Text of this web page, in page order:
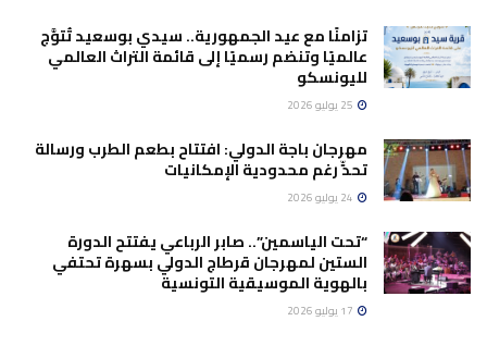
تزامنًا مع عيد الجمهورية.. سيدي بوسعيد تُتوَّج
عالميًا وتنضم رسميًا إلى قائمة التراث العالمي
لليونسكو
مهرجان باجة الدولي: افتتاح بطعم الطرب ورسالة
تحدٍّ رغم محدودية الإمكانيات
“تحت الياسمين”.. صابر الرباعي يفتتح الدورة
الستين لمهرجان قرطاج الدولي بسهرة تحتفي
بالهوية الموسيقية التونسية